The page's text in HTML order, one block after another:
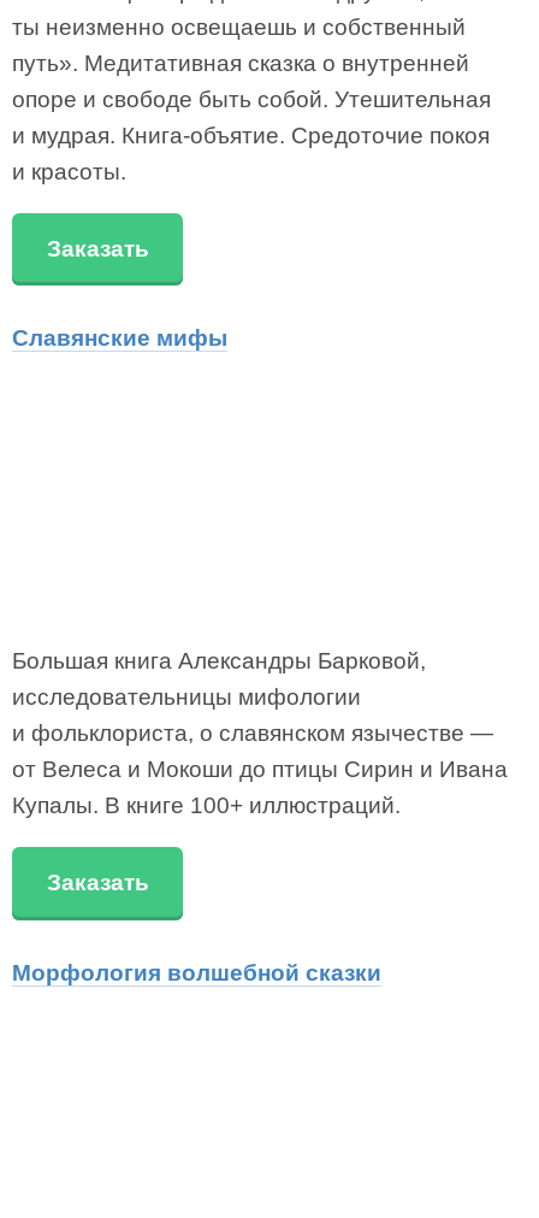
ты неизменно освещаешь и собственный
путь». Медитативная сказка о внутренней
опоре и свободе быть собой. Утешительная
и мудрая. Книга-объятие. Средоточие покоя
и красоты.
Заказать
Славянские мифы
Большая книга Александры Барковой,
исследовательницы мифологии
и фольклориста, о славянском язычестве —
от Велеса и Мокоши до птицы Сирин и Ивана
Купалы. В книге 100+ иллюстраций.
Заказать
Морфология волшебной сказки